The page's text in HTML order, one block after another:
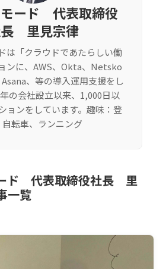
ード 代表取締役
里見宗律
は「クラウドであたらしい働
ンに、AWS、Okta、Netsko
、等の導入運用支援をし
の会社設立以来、1,000日以
ョンをしています。趣味：登
自転車、ランニング
ド 代表取締役社長 里
一覧